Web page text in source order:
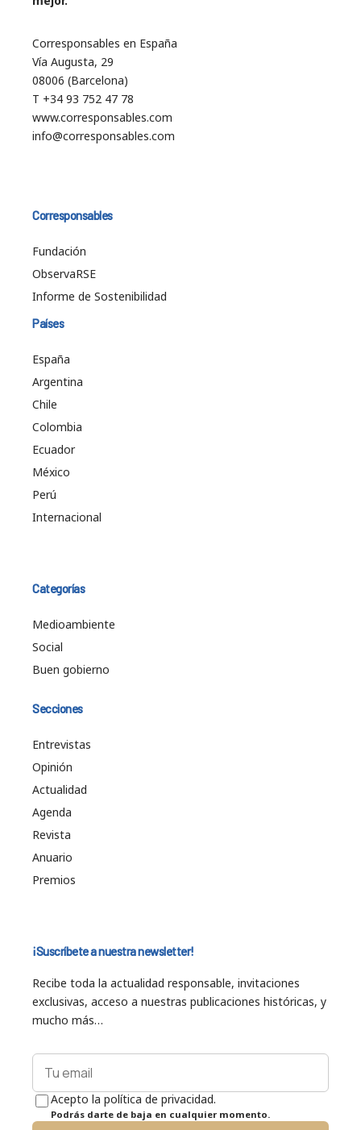
Corresponsables en España
Vía Augusta, 29
08006 (Barcelona)
T +34 93 752 47 78
www.corresponsables.com
info@corresponsables.com
Corresponsables
Fundación
ObservaRSE
Informe de Sostenibilidad
Países
España
Argentina
Chile
Colombia
Ecuador
México
Perú
Internacional
Categorías
Medioambiente
Social
Buen gobierno
Secciones
Entrevistas
Opinión
Actualidad
Agenda
Revista
Anuario
Premios
¡Suscríbete a nuestra newsletter!
Recibe toda la actualidad responsable, invitaciones
exclusivas, acceso a nuestras publicaciones históricas, y
mucho más…
Acepto la política de privacidad.
Podrás darte de baja en cualquier momento.